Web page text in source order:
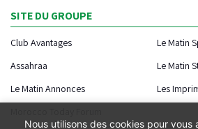
SITE DU GROUPE
Club Avantages
Le Matin
Assahraa
Le Matin
Le Matin Annonces
Les
Nous utilisons des cookies pour vous